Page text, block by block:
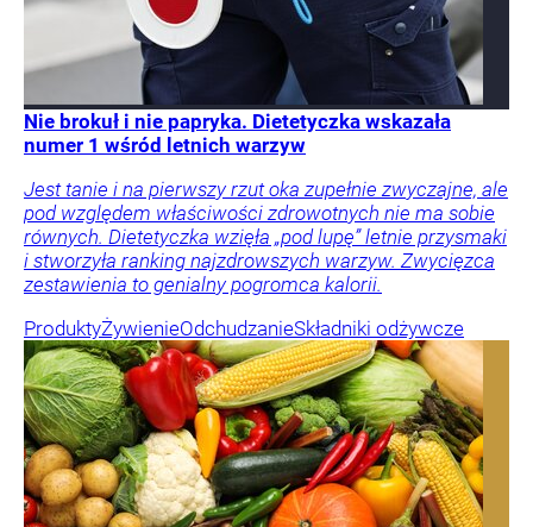
Nie brokuł i nie papryka. Dietetyczka wskazała
numer 1 wśród letnich warzyw
Jest tanie i na pierwszy rzut oka zupełnie zwyczajne, ale
pod względem właściwości zdrowotnych nie ma sobie
równych. Dietetyczka wzięła „pod lupę” letnie przysmaki
i stworzyła ranking najzdrowszych warzyw. Zwycięzca
zestawienia to genialny pogromca kalorii.
ProduktyŻywienieOdchudzanieSkładniki odżywcze